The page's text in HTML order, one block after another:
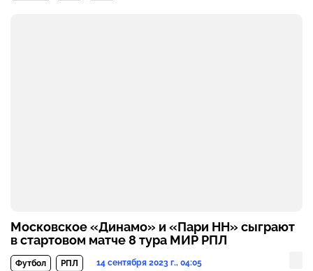
Московское «Динамо» и «Пари НН» сыграют
в стартовом матче 8 тура МИР РПЛ
Футбол РПЛ 14 сентября 2023 г., 04:05